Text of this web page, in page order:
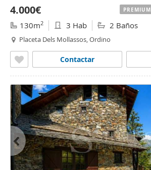
4.000€
130m2 3 Hab 2 Baños
Placeta Dels Mollassos, Ordino
Contactar
PREMIUM